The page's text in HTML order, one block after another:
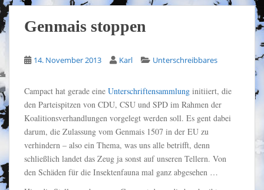
a
i
n
n
t
e
n
t
Genmais stoppen
14. November 2013 Karl Unterschreibbares
Campact hat gerade eine Unterschriftensammlung initiiert, die
den Parteispitzen von CDU, CSU und SPD im Rahmen der
Koalitionsverhandlungen vorgelegt werden soll. Es gent dabei
darum, die Zulassung vom Genmais 1507 in der EU zu
verhindern – also ein Thema, was uns alle betrifft, denn
schließlich landet das Zeug ja sonst auf unseren Tellern. Von
den Schäden für die Insektenfauna mal ganz abgesehen …